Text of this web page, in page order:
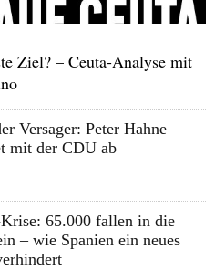
Ziel? – Ceuta-Analyse mit
Versager: Peter Hahne
mit der CDU ab
65.000 fallen in die
– wie Spanien ein neues